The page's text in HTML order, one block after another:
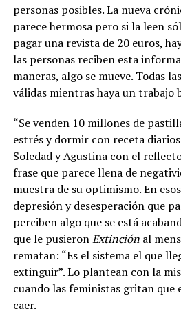
personas posibles. La nueva
parece hermosa pero si la leen
pagar una revista de 20 euros,
las personas reciben esta
maneras, algo se mueve. Todas
válidas mientras haya un trabajo
“Se venden 10 millones de
estrés y dormir con receta
Soledad y Agustina con el
frase que parece llena de
muestra de su optimismo. En
depresión y desesperación que
perciben algo que se está
que le pusieronExtinción al
rematan: “Es el sistema el que
extinguir”. Lo plantean con la
cuando las feministas gritan que
caer.